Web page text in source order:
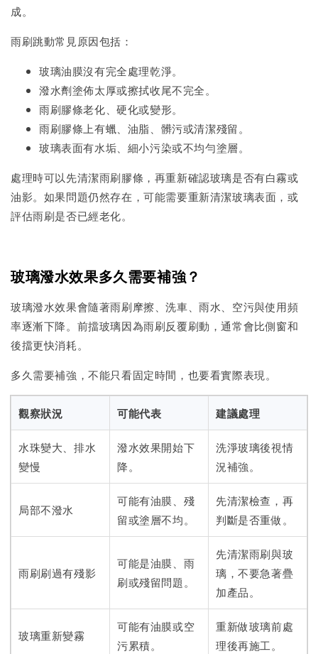
成。
雨刷跳動常見原因包括：
玻璃油膜沒有完全處理乾淨。
潑水劑塗佈太厚或擦拭收尾不完全。
雨刷膠條老化、硬化或變形。
雨刷膠條上有蠟、油脂、髒污或清潔殘留。
玻璃表面有水垢、細小污染或不均勻塗層。
處理時可以先清潔雨刷膠條，再重新確認玻璃是否有白霧或
油影。如果問題仍然存在，可能需要重新清潔玻璃表面，或
評估雨刷是否已經老化。
玻璃潑水效果多久需要補強？
玻璃潑水效果會隨著雨刷摩擦、洗車、雨水、空污與使用頻
率逐漸下降。前擋玻璃因為雨刷反覆刷動，通常會比側窗和
後擋更快消耗。
多久需要補強，不能只看固定時間，也要看實際表現。
觀察狀況 可能代表 建議處理
水珠變大、排水
變慢
潑水效果開始下
降。
洗淨玻璃後視情
況補強。
局部不潑水
可能有油膜、殘
留或塗層不均。
先清潔檢查，再
判斷是否重做。
雨刷刷過有殘影
可能是油膜、雨
刷或殘留問題。
先清潔雨刷與玻
璃，不要急著疊
加產品。
玻璃重新變霧
可能有油膜或空
污累積。
重新做玻璃前處
理後再施工。